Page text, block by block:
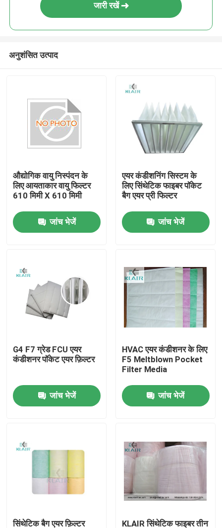
उत्पादों
हमारे बारे में
गुणवत्ता नियंत्रण
संपर्क करें
एचवीएसी एयर फ़िल्टर
HEPA हवा फिल्टर
जारी रखें
अनुशंसित उत्पाद
औद्योगिक वायु निस्पंदन के
लिए आयताकार वायु फिल्टर
610 मिमी X 610 मिमी
जांच भेजें
एयर कंडीशनिंग सिस्टम के
लिए सिंथेटिक फाइबर पॉकेट
बैग एयर प्री फिल्टर
जांच भेजें
G4 F7 ग्रेड FCU एयर
कंडीशनर पॉकेट एयर फ़िल्टर
जांच भेजें
HVAC एयर कंडीशनर के लिए
F5 Meltblown Pocket
Filter Media
जांच भेजें
सिंथेटिक बैग एयर फ़िल्टर KLAIR सिंथेटिक फाइबर तीन